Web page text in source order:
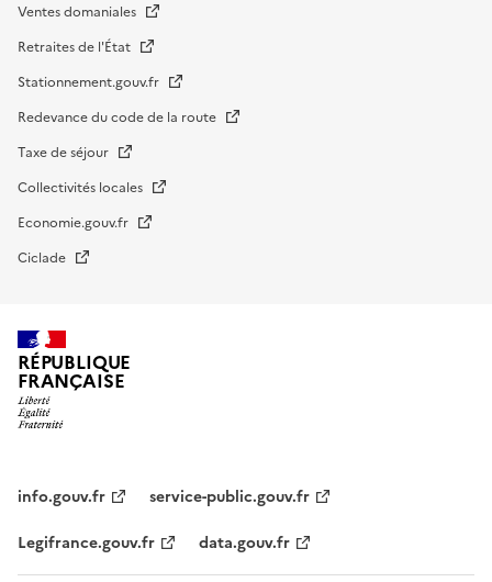
Ventes domaniales
Retraites de l'État
Stationnement.gouv.fr
Redevance du code de la route
Taxe de séjour
Collectivités locales
Economie.gouv.fr
Ciclade
RÉPUBLIQUE
FRANÇAISE
institutionnel
info.gouv.fr
service-public.gouv.fr
Legifrance.gouv.fr
data.gouv.fr